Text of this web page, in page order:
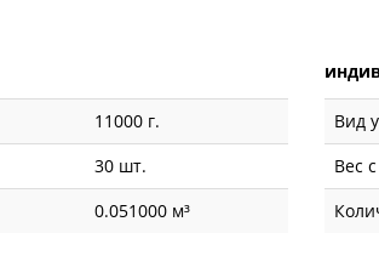
11000 г.
30 шт.
0.051000 м³
Вид
Вес